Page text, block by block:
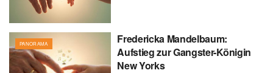
PANORAMA
Fredericka Mandelbaum:
Aufstieg zur Gangster-Königin
New Yorks